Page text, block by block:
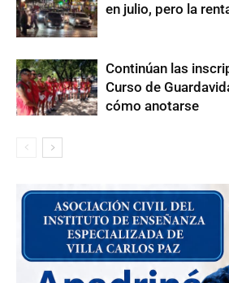
en julio, pero la
Continúan las
Curso de
cómo anotarse